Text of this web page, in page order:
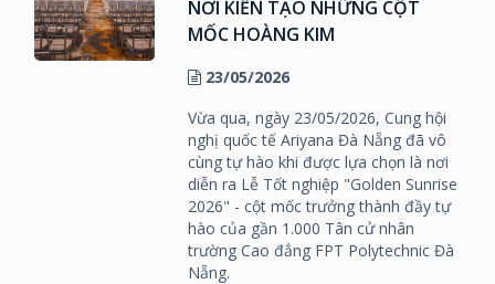
NƠI KIẾN TẠO NHỮNG CỘT
MỐC HOÀNG KIM
23/05/2026
Vừa qua, ngày 23/05/2026, Cung hội
nghị quốc tế Ariyana Đà Nẵng đã vô
cùng tự hào khi được lựa chọn là nơi
diễn ra Lễ Tốt nghiệp "Golden Sunrise
2026" - cột mốc trưởng thành đầy tự
hào của gần 1.000 Tân cử nhân
trường Cao đẳng FPT Polytechnic Đà
Nẵng.